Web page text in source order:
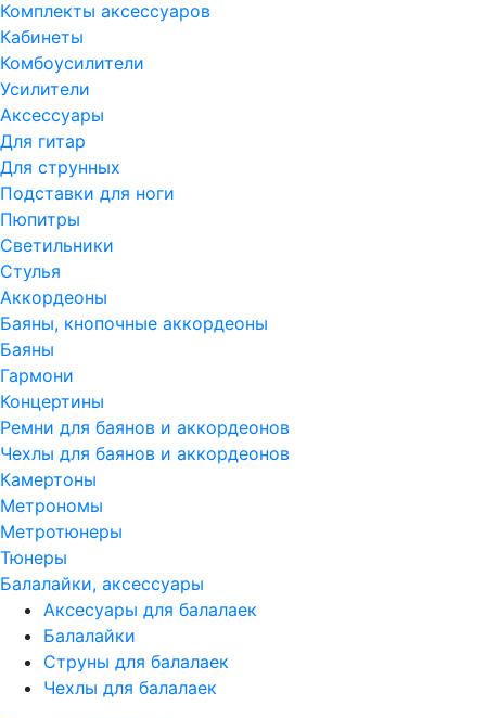
Комплекты аксессуаров
Кабинеты
Комбоусилители
Усилители
Аксессуары
Для гитар
Для струнных
Подставки для ноги
Пюпитры
Светильники
Стулья
Аккордеоны
Баяны, кнопочные аккордеоны
Баяны
Гармони
Концертины
Ремни для баянов и аккордеонов
Чехлы для баянов и аккордеонов
Камертоны
Метрономы
Метротюнеры
Тюнеры
Балалайки, аксессуары
Аксесуары для балалаек
Балалайки
Струны для балалаек
Чехлы для балалаек